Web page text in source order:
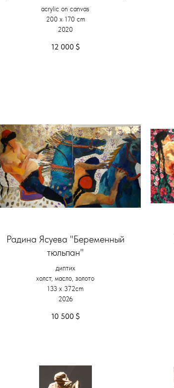
acrylic on canvas
200 x 170 cm
2020
12 000 $
Радина Ясуева "Беременный
тюльпан"
диптих
холст, масло, золото
133 х 372cm
2026
10 500 $